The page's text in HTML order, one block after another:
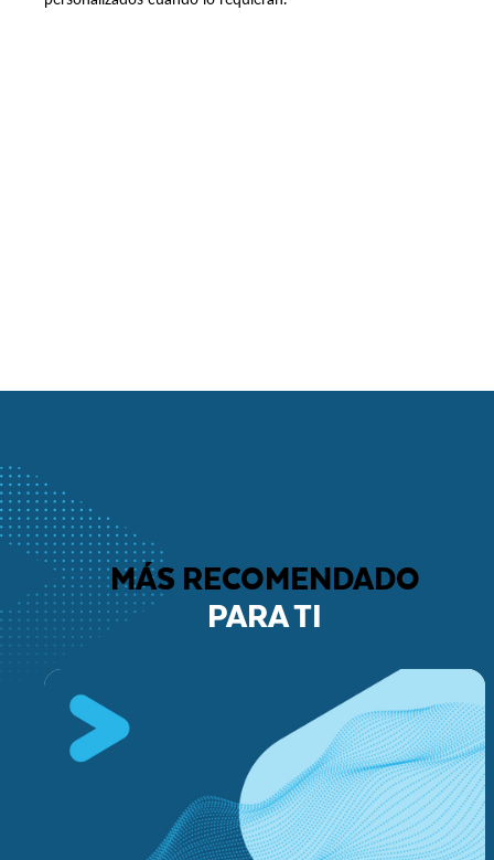
MÁS RECOMENDADO
PARA TI